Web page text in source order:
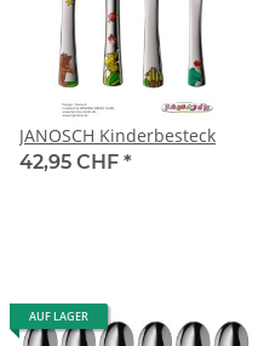
JANOSCH Kinderbesteck
42,95 CHF *
AUF LAGER